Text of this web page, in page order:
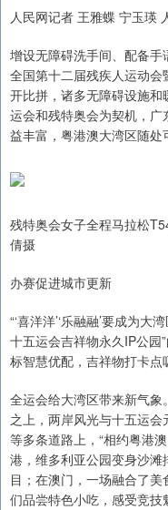
人民网记者 王雅蝶 宁玉瑛
增设无障碍洗手间、配备
全国第十二届残疾人运动
开比拼，诸多无障碍设施
运会和残特奥会为契机，
益丰富，粤港澳大湾区随处
残特奥会女子全程马拉松
倩摄
办赛促进城市更新
“‘喜洋洋’‘乐融融’要成为
十五运会吉祥物永久IP公园
标智慧优配，吉祥物打卡点
全运会给大湾区带来新气
之上，两岸风光与十五运
等多条道路上，“相约粤港
港，维多利亚公园变身沙
目；在澳门，一场融合了
们品尝特色小吃，感受竞技